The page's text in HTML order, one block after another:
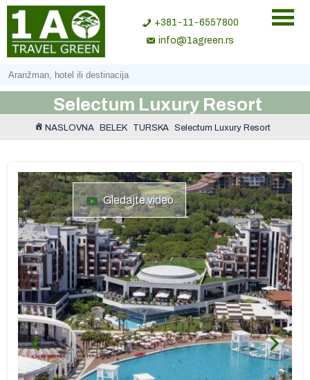
+381-11-6557800
info@1agreen.rs
Selectum Luxury Resort
NASLOVNA BELEK TURSKA Selectum Luxury Resort
Gledajte video